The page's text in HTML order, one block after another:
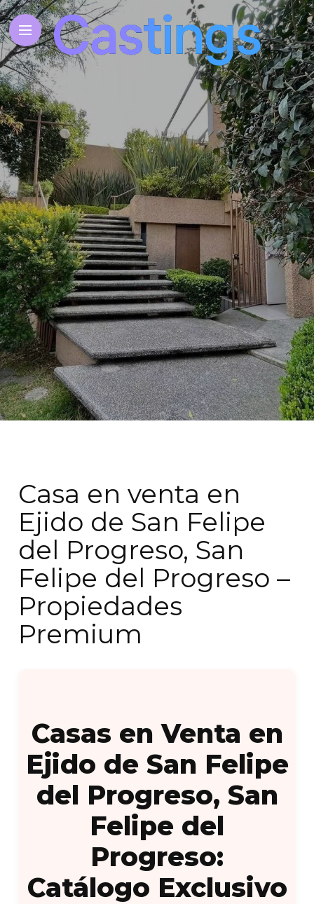
Casa en venta en
Ejido de San Felipe
del Progreso, San
Felipe del Progreso –
Propiedades
Premium
Casas en Venta en
Ejido de San Felipe
del Progreso, San
Felipe del
Progreso:
Catálogo Exclusivo